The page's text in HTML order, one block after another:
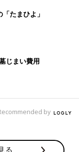
たまひよ」
じまい費用
by
る